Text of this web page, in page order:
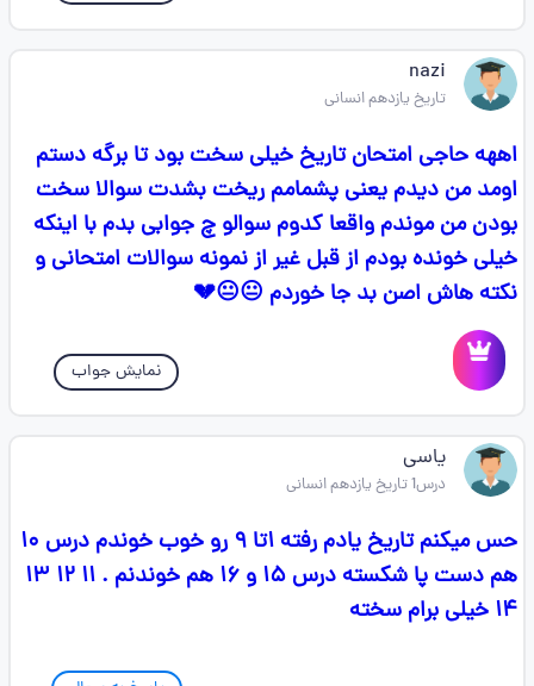
nazi
تاریخ یازدهم انسانی
اههه حاجی امتحان تاریخ خیلی سخت بود تا برگه دستم
اومد من دیدم یعنی پشمامم ریخت بشدت سوالا سخت
بودن من موندم واقعا کدوم سوالو چ جوابی بدم با اینکه
خیلی خونده بودم از قبل غیر از نمونه سوالات امتحانی و
نکته هاش اصن بد جا خوردم 😐😐💔
نمایش جواب
یاسی
درس1 تاریخ یازدهم انسانی
حس میکنم تاریخ یادم رفته ۱تا ۹ رو خوب خوندم درس ۱۰
هم دست پا شکسته درس ۱۵ و ۱۶ هم خوندنم . ۱۱ ۱۲ ۱۳
۱۴ خیلی برام سخته